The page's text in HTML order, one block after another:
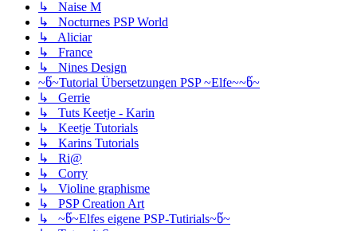
↳ Naise M
↳ Nocturnes PSP World
↳ Aliciar
↳ France
↳ Nines Design
~წ~Tutorial Übersetzungen PSP ~Elfe~~წ~
↳ Gerrie
↳ Tuts Keetje - Karin
↳ Keetje Tutorials
↳ Karins Tutorials
↳ Ri@
↳ Corry
↳ Violine graphisme
↳ PSP Creation Art
↳ ~წ~Elfes eigene PSP-Tutirials~წ~